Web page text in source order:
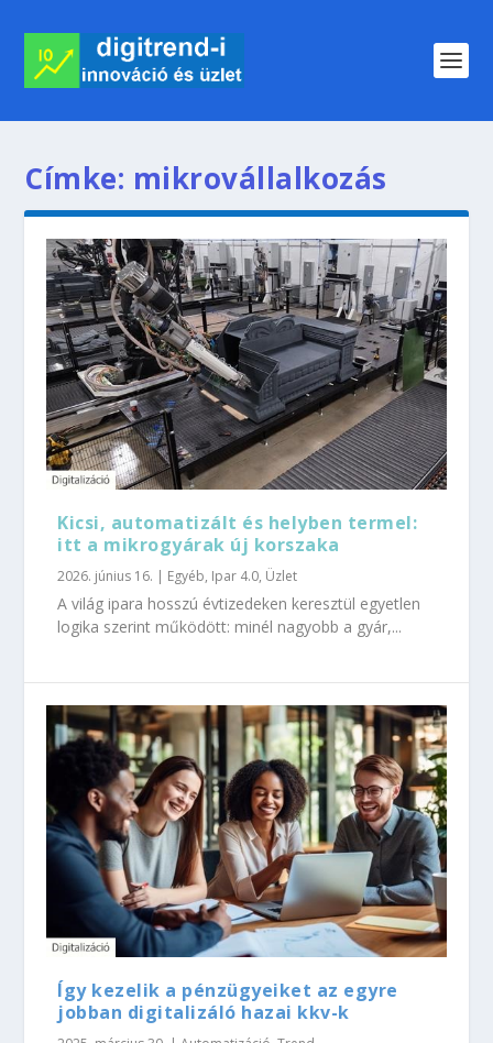
Címke: mikrovállalkozás
Kicsi, automatizált és helyben termel:
itt a mikrogyárak új korszaka
2026. június 16. | Egyéb, Ipar 4.0, Üzlet
A világ ipara hosszú évtizedeken keresztül egyetlen
logika szerint működött: minél nagyobb a gyár,...
Így kezelik a pénzügyeiket az egyre
jobban digitalizáló hazai kkv-k